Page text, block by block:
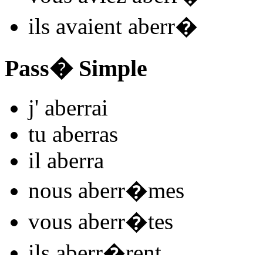
ils avaient aberr�
Pass� Simple
j' aberrai
tu aberras
il aberra
nous aberr�mes
vous aberr�tes